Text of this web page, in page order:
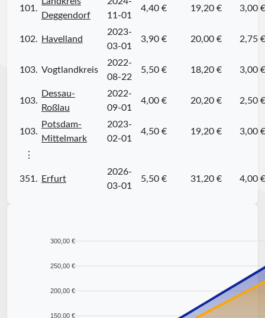
101.
Deggendorf
11-01
4,40 € 19,20 € 3,00 €
102. Havelland
2023-
03-01
3,90 € 20,00 € 2,75 €
103. Vogtlandkreis
2022-
08-22
5,50 € 18,20 € 3,00 €
103.
Dessau-
Roßlau
2022-
09-01
4,00 € 20,20 € 2,50 €
103.
Potsdam-
Mittelmark
2023-
02-01
4,50 € 19,20 € 3,00 €
⋮
351. Erfurt
2026-
03-01
5,50 € 31,20 € 4,00 €
300,00 €
250,00 €
200,00 €
150,00 €